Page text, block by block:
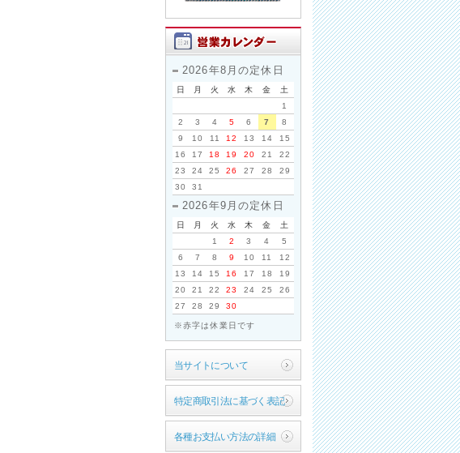
2026年8月の定休日
日 月 火 水 木 金
土
1
2
3 4 5 6 7
8
9
10 11 12 13 14
15
16
17 18 19 20 21
22
23
24 25 26 27 28
29
30
31
2026年9月の定休日
日 月 火 水 木 金
土
1
2 3 4
5
6
7 8 9 10 11
12
13
14 15 16 17 18
19
20
21 22 23 24 25
26
27
28 29 30
※赤字は休業日です
当サイトについて
特定商取引法に基づく表記
各種お支払い方法の詳細